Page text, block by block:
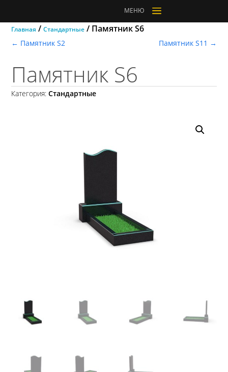
МЕНЮ a
Главная / Стандартные/ Памятник S6
← Памятник S2 Памятник S11 →
Памятник S6
Категория: Стандартные